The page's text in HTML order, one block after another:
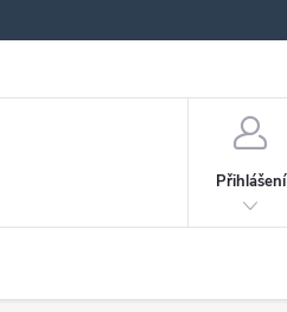
Přihlášení